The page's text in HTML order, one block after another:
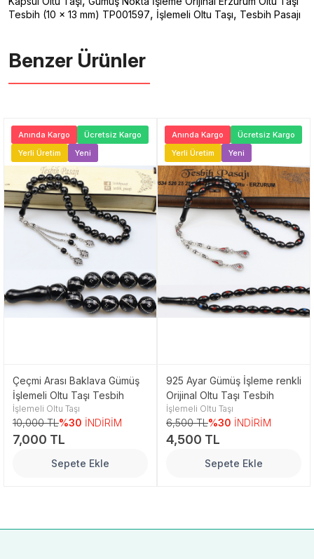
Tesbih (10 x 13 mm) TP001597, İşlemeli Oltu Taşı, Tesbih Pasajı
Benzer Ürünler ️
Anında Kargo
Ücretsiz Kargo
Yerli Üretim
Yeni
Çeçmi Arası Baklava Gümüş
İşlemeli Oltu Taşı Tesbih
İşlemeli Oltu Taşı
10,000 TL%30 İNDİRİM
7,000 TL
Sepete Ekle
Anında Kargo
Ücretsiz Kargo
Yerli Üretim
Yeni
925 Ayar Gümüş İşleme renkli
Orijinal Oltu Taşı Tesbih
İşlemeli Oltu Taşı
6,500 TL%30 İNDİRİM
4,500 TL
Sepete Ekle